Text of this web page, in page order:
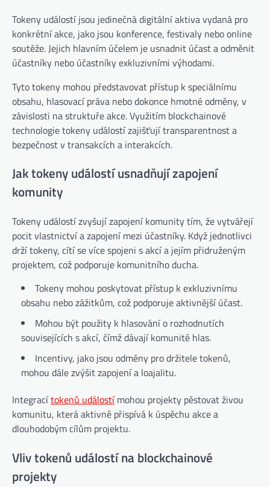
Tokeny událostí jsou jedinečná digitální aktiva vydaná pro
konkrétní akce, jako jsou konference, festivaly nebo online
soutěže. Jejich hlavním účelem je usnadnit účast a odměnit
účastníky nebo účastníky exkluzivními výhodami.
Tyto tokeny mohou představovat přístup k speciálnímu
obsahu, hlasovací práva nebo dokonce hmotné odměny, v
závislosti na struktuře akce. Využitím blockchainové
technologie tokeny událostí zajišťují transparentnost a
bezpečnost v transakcích a interakcích.
Jak tokeny událostí usnadňují zapojení
komunity
Tokeny událostí zvyšují zapojení komunity tím, že vytvářejí
pocit vlastnictví a zapojení mezi účastníky. Když jednotlivci
drží tokeny, cítí se více spojeni s akcí a jejím přidruženým
projektem, což podporuje komunitního ducha.
Tokeny mohou poskytovat přístup k exkluzivnímu
obsahu nebo zážitkům, což podporuje aktivnější účast.
Mohou být použity k hlasování o rozhodnutích
souvisejících s akcí, čímž dávají komunitě hlas.
Incentivy, jako jsou odměny pro držitele tokenů,
mohou dále zvýšit zapojení a loajalitu.
Integracítokenů událostímohou projekty pěstovat živou
komunitu, která aktivně přispívá k úspěchu akce a
dlouhodobým cílům projektu.
Vliv tokenů událostí na blockchainové
projekty